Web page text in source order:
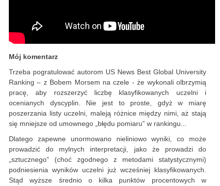
Mój komentarz
Trzeba pogratulować autorom US News Best Global University
Ranking – z Bobem Morsem na czele - że wykonali olbrzymią
pracę, aby rozszerzyć liczbę klasyfikowanych uczelni i
ocenianych dyscyplin. Nie jest to proste, gdyż w miarę
poszerzania listy uczelni, maleją różnice między nimi, aż stają
się mniejsze od umownego „błędu pomiaru” w rankingu...
Dlatego zapewne unormowano nieliniowo wyniki, co może
prowadzić do mylnych interpretacji, jako że prowadzi do
„sztucznego” (choć zgodnego z metodami statystycznymi)
podniesienia wyników uczelni już wcześniej klasyfikowanych.
Stąd wyższe średnio o kilka punktów procentowych w